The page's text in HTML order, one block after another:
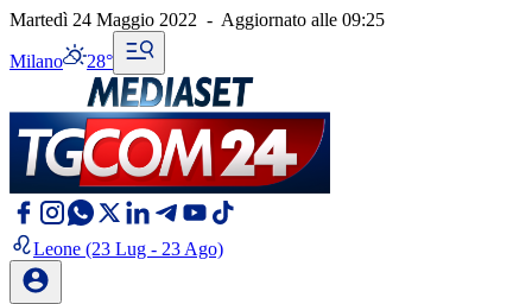
Martedì 24 Maggio 2022 - Aggiornato alle 09:25
Milano 28°
Leone (23 Lug - 23 Ago)